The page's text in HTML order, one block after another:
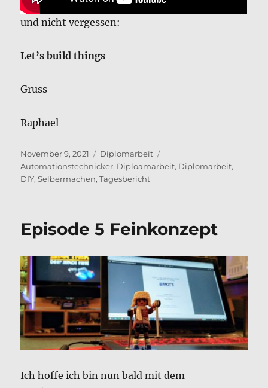
und nicht vergessen:
Let’s build things
Gruss
Raphael
Veröffentlicht
am
November 9, 2021 Kategorien
Diplomarbeit
Automationstechnicker, Diploamarbeit, Diplomarbeit,
DIY,Selbermachen,Tagesbericht
Episode 5 Feinkonzept
Ich hoffe ich bin nun bald mit dem